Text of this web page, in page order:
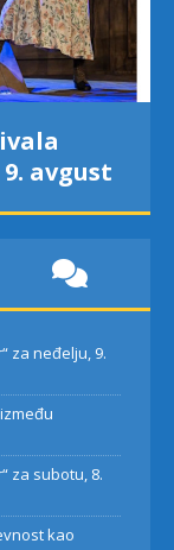
avgust
za neđelju, 9.
za subotu, 8.
kao